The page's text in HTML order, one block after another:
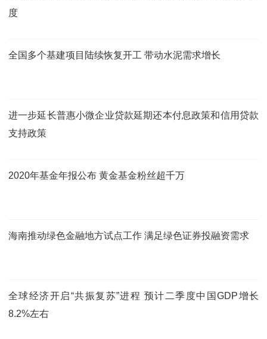
度
全国多个基建项目陆续恢复开工 带动水泥需求增长
进一步延长普惠小微企业贷款延期还本付息政策和信用贷款
支持政策
2020年基金年报公布 黄金基金粉丝超千万
海南推动绿色金融地方试点工作 满足绿色证券投融资需求
全球经济开启“共振复苏”进程 预计二季度中国GDP增长
8.2%左右